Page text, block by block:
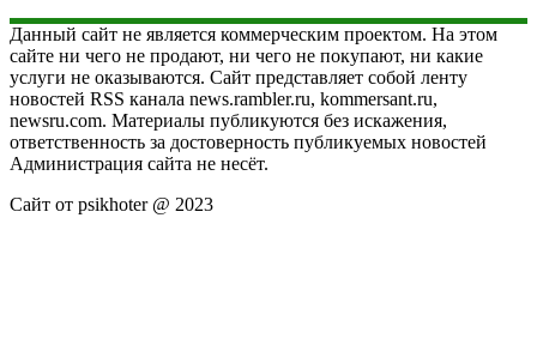
Данный сайт не является коммерческим проектом. На этом
сайте ни чего не продают, ни чего не покупают, ни какие
услуги не оказываются. Сайт представляет собой ленту
новостей RSS канала news.rambler.ru, kommersant.ru,
newsru.com. Материалы публикуются без искажения,
ответственность за достоверность публикуемых новостей
Администрация сайта не несёт.
Сайт от psikhoter @ 2023